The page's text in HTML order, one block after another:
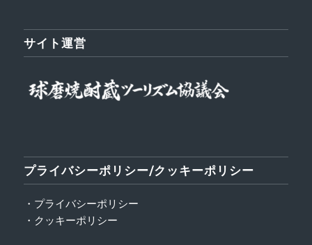
サイト運営
プライバシーポリシー/クッキーポリシー
・プライバシーポリシー
・クッキーポリシー